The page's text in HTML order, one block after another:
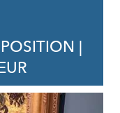
|